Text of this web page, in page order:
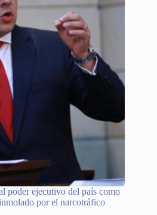
poder ejecutivo del país como
por el narcotráfico